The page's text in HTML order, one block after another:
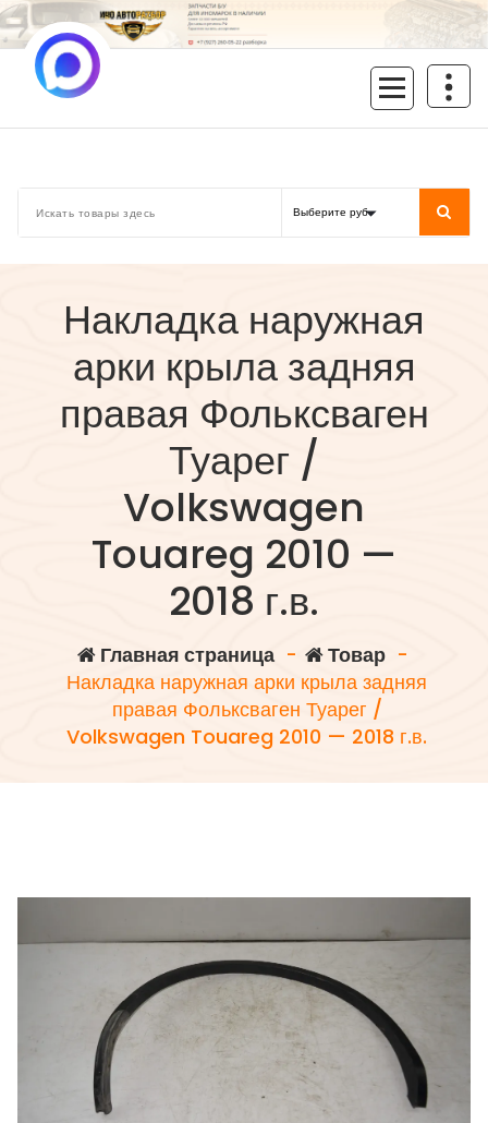
Перейти
к
содержимому
Накладка наружная
арки крыла задняя
правая Фольксваген
Туарег /
Volkswagen
Touareg 2010 —
2018 г.в.
Главная страница- Товар-
Накладка наружная арки крыла задняя
правая Фольксваген Туарег /
Volkswagen Touareg 2010 — 2018 г.в.